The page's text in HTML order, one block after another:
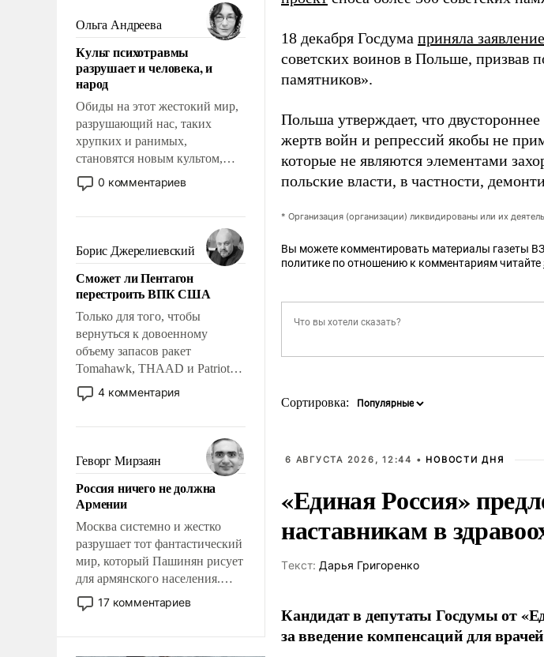
Ольга Андреева
Культ психотравмы
разрушает и человека, и
народ
Обиды на этот жестокий мир,
разрушающий нас, таких
хрупких и ранимых,
становятся новым культом,
постепенно вытесняя и
отменяя традиционное
мужественным и твердым под
ударами судьбы, брать на себя
ответственность, помогать
слабым, идти вперед и
адаптироваться.
0 комментариев
Борис Джерелиевский
Сможет ли Пентагон
перестроить ВПК США
Только для того, чтобы
вернуться к довоенному
объему запасов ракет
Tomahawk, THAAD и Patriot
США потребуется более трех
лет. Даже небольшая война с
Сложившаяся ситуация
означает многолетний период
уязвимости США, например,
перед Китаем.
4 комментария
Геворг Мирзаян
Россия ничего не должна
Армении
Москва системно и жестко
разрушает тот фантастический
мир, который Пашинян рисует
для армянского населения.
Мир, где политические
прожекты будут безусловно
17 комментариев
18 декабря Госдума приняла заявление
советских воинов в Польше, призвав
памятников».
Польша утверждает, что
жертв войн и репрессий якобы не
которые не являются элементами
польские власти, в частности,
* Организация (организации) ликвидированы или их
Вы можете комментировать материалы газеты
политике по отношению к комментариям читайте
Сортировка:
6 АВГУСТА 2026, 12:44 • НОВОСТИ ДНЯ
«Единая Россия»
наставникам в
Tекст: Дарья Григоренко
Кандидат в депутаты Госдумы от
за введение компенсаций для